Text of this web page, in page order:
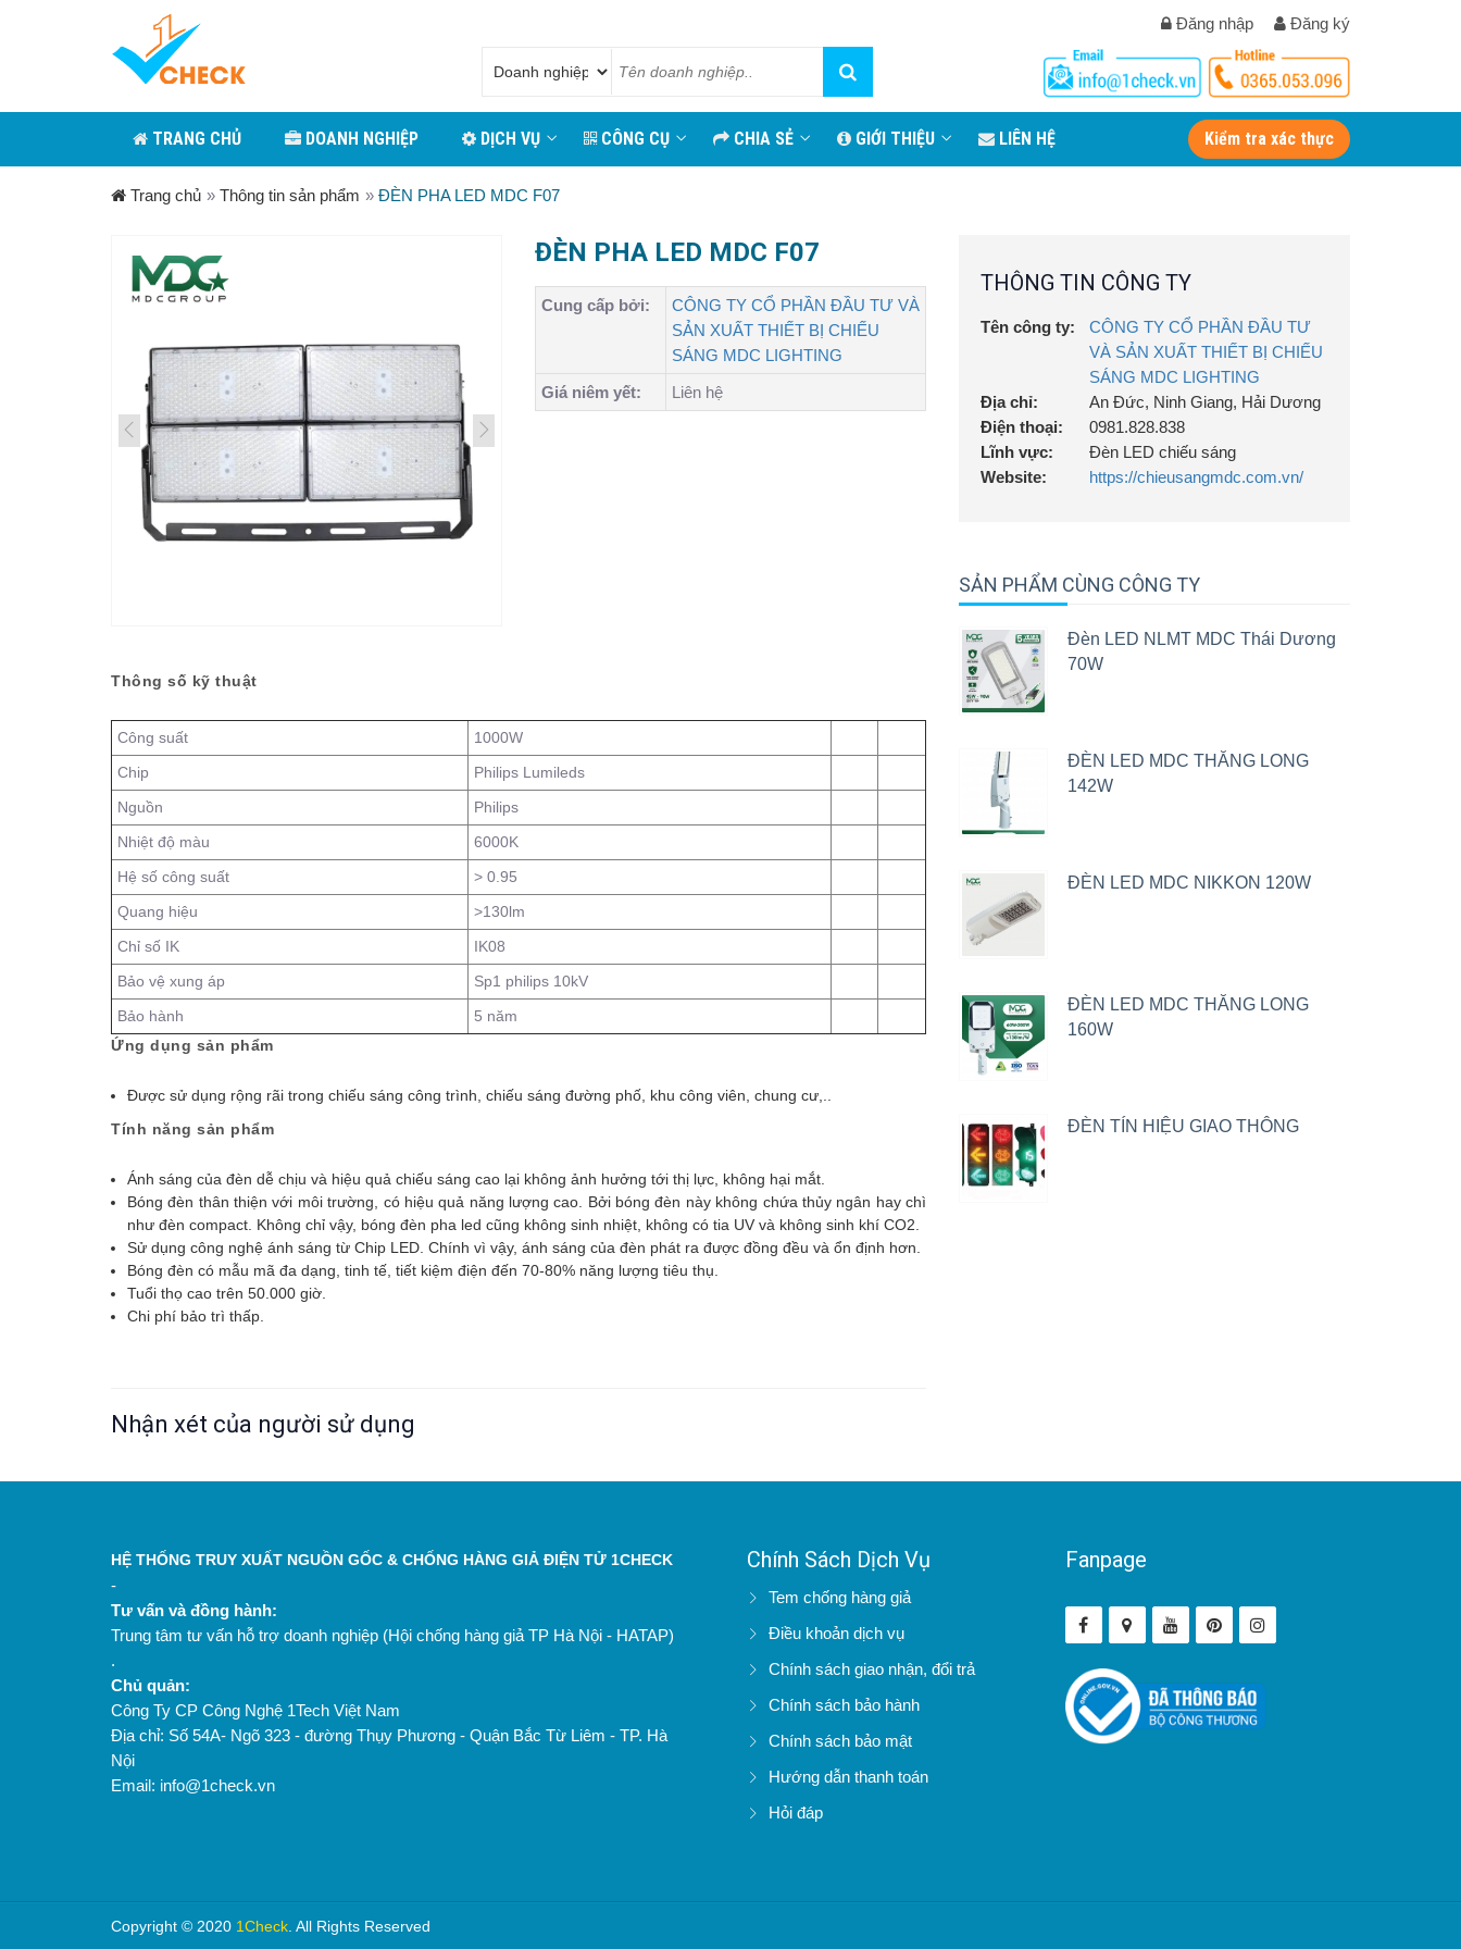
Đăng nhập Đăng ký
TRANG CHỦ DOANH NGHIỆP DỊCH VỤ CÔNG CỤ CHIA SẺ GIỚI THIỆU LIÊN HỆ Kiểm tra xác thực
Trang chủ » Thông tin sản phẩm » ĐÈN PHA LED MDC F07
ĐÈN PHA LED MDC F07
Cung cấp bởi:
CÔNG TY CỔ PHẦN ĐẦU TƯ VÀ
SẢN XUẤT THIẾT BỊ CHIẾU
SÁNG MDC LIGHTING
Giá niêm yết:
Liên hệ
Thông số kỹ thuật
Công suất
1000W
Chip
Philips Lumileds
Nguồn
Philips
Nhiệt độ màu
6000K
Hệ số công suất
> 0.95
Quang hiệu
>130lm
Chỉ số IK
IK08
Bảo vệ xung áp
Sp1 philips 10kV
Bảo hành
5 năm
Ứng dụng sản phẩm
Được sử dụng rộng rãi trong chiếu sáng công trình, chiếu sáng đường phố, khu công viên, chung cư,..
Tính năng sản phẩm
Ánh sáng của đèn dễ chịu và hiệu quả chiếu sáng cao lại không ảnh hưởng tới thị lực, không hại mắt.
Bóng đèn thân thiện với môi trường, có hiệu quả năng lượng cao. Bởi bóng đèn này không chứa thủy ngân hay chì
như đèn compact. Không chỉ vậy, bóng đèn pha led cũng không sinh nhiệt, không có tia UV và không sinh khí CO2.
Sử dụng công nghệ ánh sáng từ Chip LED. Chính vì vậy, ánh sáng của đèn phát ra được đồng đều và ổn định hơn.
Bóng đèn có mẫu mã đa dạng, tinh tế, tiết kiệm điện đến 70-80% năng lượng tiêu thụ.
Tuổi thọ cao trên 50.000 giờ.
Chi phí bảo trì thấp.
Nhận xét của người sử dụng
THÔNG TIN CÔNG TY
Tên công ty:
CÔNG TY CỔ PHẦN ĐẦU TƯ
VÀ SẢN XUẤT THIẾT BỊ CHIẾU
SÁNG MDC LIGHTING
Địa chỉ:
An Đức, Ninh Giang, Hải Dương
Điện thoại:
0981.828.838
Lĩnh vực:
Đèn LED chiếu sáng
Website:
https://chieusangmdc.com.vn/
SẢN PHẨM CÙNG CÔNG TY
Đèn LED NLMT MDC Thái Dương
70W
ĐÈN LED MDC THĂNG LONG
142W
ĐÈN LED MDC NIKKON 120W
ĐÈN LED MDC THĂNG LONG
160W
ĐÈN TÍN HIỆU GIAO THÔNG
HỆ THỐNG TRUY XUẤT NGUỒN GỐC & CHỐNG HÀNG GIẢ ĐIỆN TỬ 1CHECK
-
Tư vấn và đồng hành:
Trung tâm tư vấn hỗ trợ doanh nghiệp (Hội chống hàng giả TP Hà Nội - HATAP)
.
Chủ quản:
Công Ty CP Công Nghệ 1Tech Việt Nam
Địa chỉ: Số 54A- Ngõ 323 - đường Thụy Phương - Quận Bắc Từ Liêm - TP. Hà
Nội
Email: info@1check.vn
Chính Sách Dịch Vụ
Tem chống hàng giả
Điều khoản dịch vụ
Chính sách giao nhận, đổi trả
Chính sách bảo hành
Chính sách bảo mật
Hướng dẫn thanh toán
Hỏi đáp
Fanpage
Copyright © 2020 1Check . All Rights Reserved